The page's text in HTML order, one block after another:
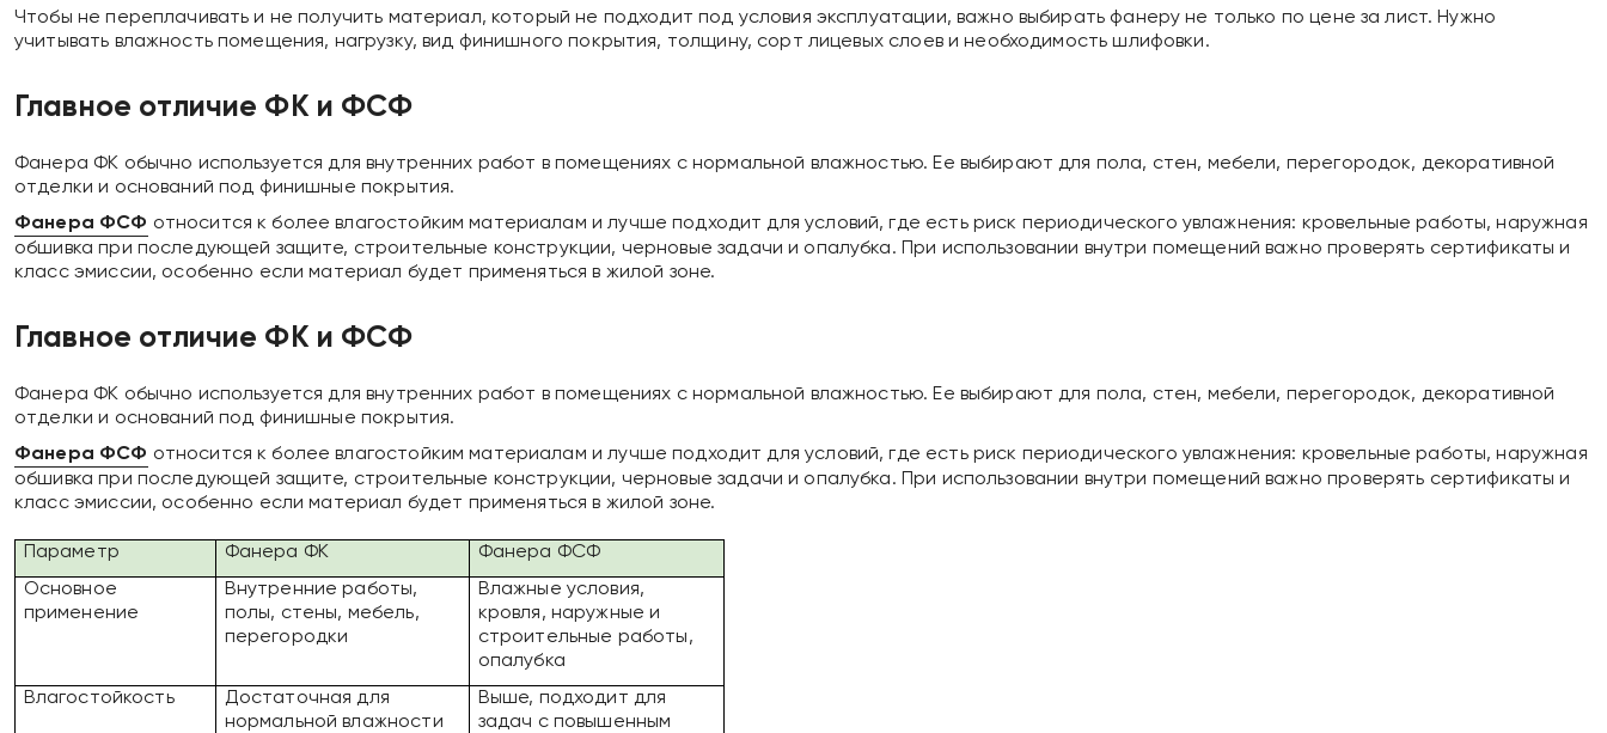
Чтобы не переплачивать и не получить материал, который не подходит под условия эксплуатации, важно выбирать фанеру не только по цене за лист. Нужно
учитывать влажность помещения, нагрузку, вид финишного покрытия, толщину, сорт лицевых слоев и необходимость шлифовки.
Главное отличие ФК и ФСФ
Фанера ФК обычно используется для внутренних работ в помещениях с нормальной влажностью. Ее выбирают для пола, стен, мебели, перегородок, декоративной
отделки и оснований под финишные покрытия.
Фанера ФСФ относится к более влагостойким материалам и лучше подходит для условий, где есть риск периодического увлажнения: кровельные работы, наружная
обшивка при последующей защите, строительные конструкции, черновые задачи и опалубка. При использовании внутри помещений важно проверять сертификаты и
класс эмиссии, особенно если материал будет применяться в жилой зоне.
Главное отличие ФК и ФСФ
Фанера ФК обычно используется для внутренних работ в помещениях с нормальной влажностью. Ее выбирают для пола, стен, мебели, перегородок, декоративной
отделки и оснований под финишные покрытия.
Фанера ФСФ относится к более влагостойким материалам и лучше подходит для условий, где есть риск периодического увлажнения: кровельные работы, наружная
обшивка при последующей защите, строительные конструкции, черновые задачи и опалубка. При использовании внутри помещений важно проверять сертификаты и
класс эмиссии, особенно если материал будет применяться в жилой зоне.
Параметр Фанера ФК
Фанера ФСФ
Основное
применение
Внутренние работы,
полы, стены, мебель,
перегородки
Влажные условия,
кровля, наружные и
строительные работы,
опалубка
Влагостойкость
Достаточная для
нормальной влажности
Выше, подходит для
задач с повышенным